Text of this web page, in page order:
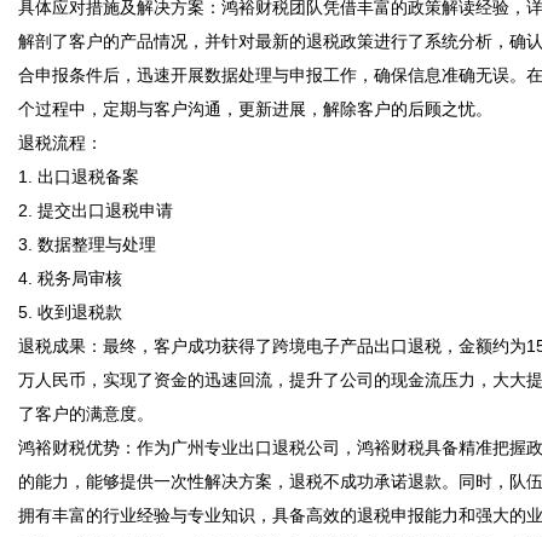
具体应对措施及解决方案：鸿裕财税团队凭借丰富的政策解读经验，
解剖了客户的产品情况，并针对最新的退税政策进行了系统分析，确
合申报条件后，迅速开展数据处理与申报工作，确保信息准确无误。
个过程中，定期与客户沟通，更新进展，解除客户的后顾之忧。
退税流程：
1. 出口退税备案
2. 提交出口退税申请
3. 数据整理与处理
4. 税务局审核
5. 收到退税款
退税成果：最终，客户成功获得了跨境电子产品出口退税，金额约为
万人民币，实现了资金的迅速回流，提升了公司的现金流压力，大大
了客户的满意度。
鸿裕财税优势：作为广州专业出口退税公司，鸿裕财税具备精准把握
的能力，能够提供一次性解决方案，退税不成功承诺退款。同时，队
拥有丰富的行业经验与专业知识，具备高效的退税申报能力和强大的